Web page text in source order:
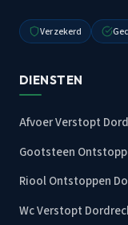
Verzekerd
DIENSTEN
Afvoer Verstopt
Gootsteen
Riool Ontstoppen
Wc Verstopt